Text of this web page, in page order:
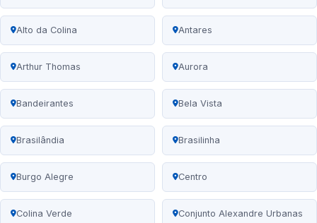
Alto da Colina Antares
Arthur Thomas Aurora
Bandeirantes Bela Vista
Brasilândia Brasilinha
Burgo Alegre Centro
Colina Verde Conjunto Alexandre Urbanas